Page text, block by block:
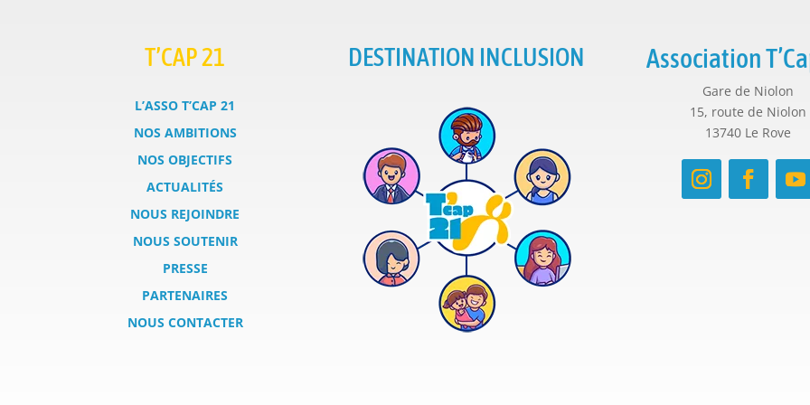
T’CAP 21
L’ASSO T’CAP 21
NOS AMBITIONS
NOS OBJECTIFS
ACTUALITÉS
NOUS REJOINDRE
NOUS SOUTENIR
PRESSE
PARTENAIRES
NOUS CONTACTER
DESTINATION INCLUSION Association
Gare de Niolon
15, route de Niolon
13740 Le Rove